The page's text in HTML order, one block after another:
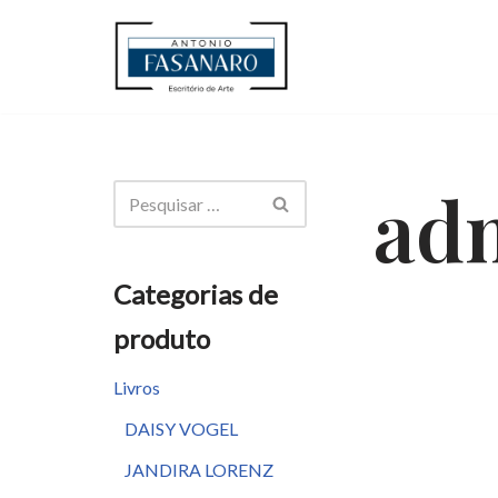
Categorias de
produto
Livros
DAISY VOGEL
JANDIRA LORENZ